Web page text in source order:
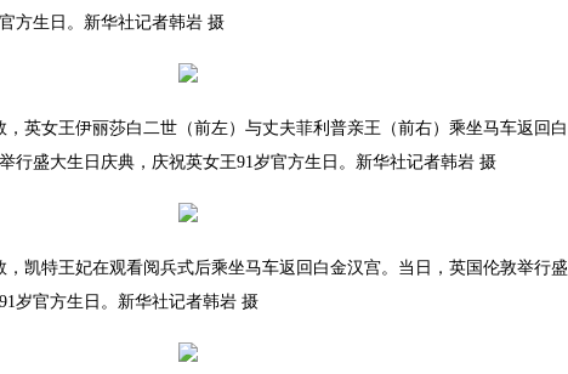
方生日。新华社记者韩岩 摄
英女王伊丽莎白二世（前左）与丈夫菲利普亲王（前右）乘坐马车返回白
行盛大生日庆典，庆祝英女王91岁官方生日。新华社记者韩岩 摄
凯特王妃在观看阅兵式后乘坐马车返回白金汉宫。当日，英国伦敦举行盛
岁官方生日。新华社记者韩岩 摄